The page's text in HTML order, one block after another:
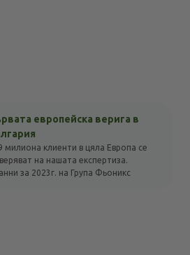
европейска верига в
милиона клиенти в цяла Европа се
на нашата експертиза.
за 2023г. на Група Фьоникс